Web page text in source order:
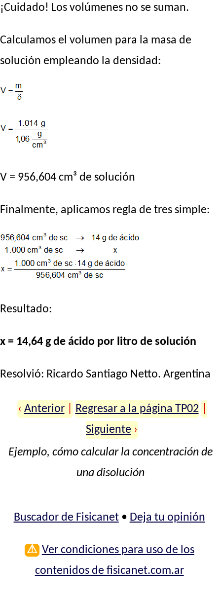
¡Cuidado! Los volúmenes no se suman.
Calculamos el volumen para la masa de
solución empleando la densidad:
V = 956,604 cm³ de solución
Finalmente, aplicamos regla de tres simple:
Resultado:
x = 14,64 g de ácido por litro de solución
Resolvió: Ricardo Santiago Netto. Argentina
‹ Anterior Regresar a la página TP02
Siguiente ›
Ejemplo, cómo calcular la concentración de
una disolución
Buscador de Fisicanet• Deja tu opinión
⚠ Ver condiciones para uso de los
contenidos de fisicanet.com.ar